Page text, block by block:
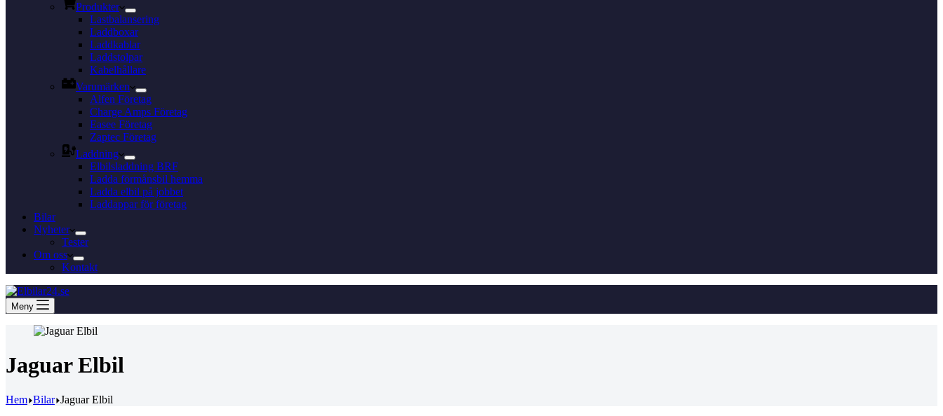
Produkter
Lastbalansering
Laddboxar
Laddkablar
Laddstolpar
Kabelhållare
Varumärken
Alfen Företag
Charge Amps Företag
Easee Företag
Zaptec Företag
Laddning
Elbilsladdning BRF
Ladda förmånsbil hemma
Ladda elbil på jobbet
Laddappar för företag
Bilar
Nyheter
Tester
Om oss
Kontakt
Meny
Jaguar Elbil
Hem Bilar Jaguar Elbil